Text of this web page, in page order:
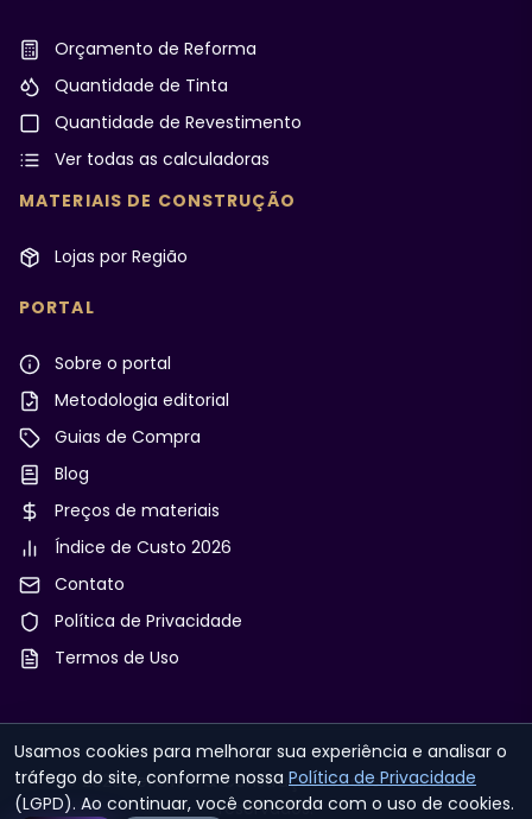
Orçamento de Reforma
Quantidade de Tinta
Quantidade de Revestimento
Ver todas as calculadoras
MATERIAIS DE CONSTRUÇÃO
Lojas por Região
PORTAL
Sobre o portal
Metodologia editorial
Guias de Compra
Blog
Preços de materiais
Índice de Custo 2026
Contato
Política de Privacidade
Termos de Uso
© 2026 Reforma & Construção. Todos os direitos
reservados.
Usamos cookies para melhorar sua experiência e analisar o
tráfego do site, conforme nossa Política de Privacidade
(LGPD). Ao continuar, você concorda com o uso de cookies.